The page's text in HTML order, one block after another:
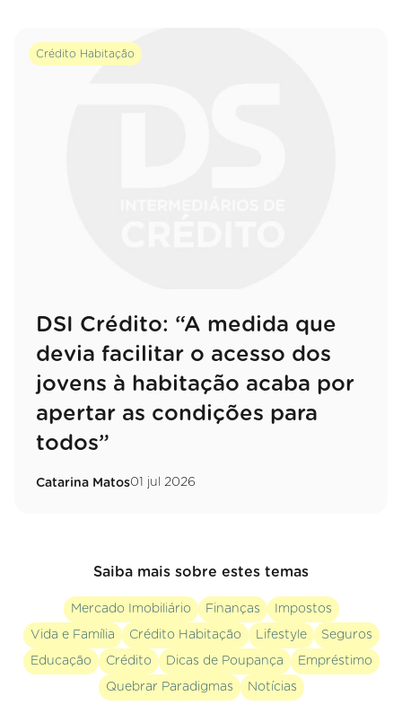
Crédito Habitação
DSI Crédito: “A medida que
devia facilitar o acesso dos
jovens à habitação acaba por
apertar as condições para
todos”
Catarina Matos01 jul 2026
Saiba mais sobre estes temas
Mercado Imobiliário Finanças Impostos
Vida e Família Crédito Habitação Lifestyle Seguros
Educação Crédito Dicas de Poupança Empréstimo
Quebrar Paradigmas Notícias